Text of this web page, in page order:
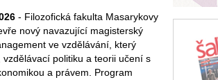
- Filozofická fakulta Masarykovy
nový navazující magisterský
ve vzdělávání, který
politiku a teorii učení s
a právem. Program